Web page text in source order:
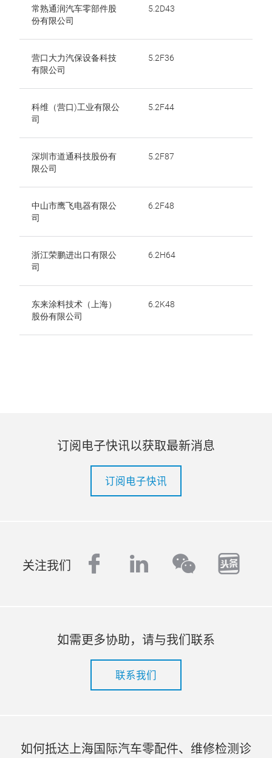
常熟通润汽车零部件股
份有限公司
5.2D43
营口大力汽保设备科技
有限公司
5.2F36
科维（营口)工业有限公
司
5.2F44
深圳市道通科技股份有
限公司
5.2F87
中山市鹰飞电器有限公
司
6.2F48
浙江荣鹏进出口有限公
司
6.2H64
东来涂料技术（上海）
股份有限公司
6.2K48
订阅电子快讯以获取最新消息
订阅电子快讯
关注我们 facebook
linkedinwechat
如需更多协助，请与我们联系
联系我们
如何抵达上海国际汽车零配件、维修检测诊